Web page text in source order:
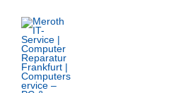
Inhalt
springen